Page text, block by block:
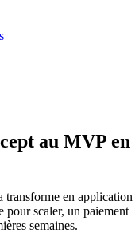
au MVP en
transforme en application
pour scaler, un paiement
semaines.